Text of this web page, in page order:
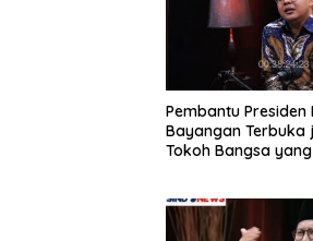
Pembantu Presiden
Bayangan Terbuka
Tokoh Bangsa